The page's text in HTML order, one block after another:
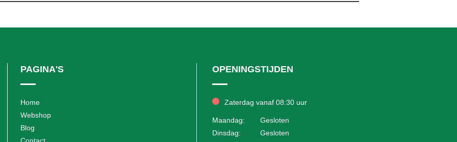
PAGINA'S
Home
Webshop
Blog
OPENINGSTIJDEN
Zaterdag vanaf 08:30 uur
Maandag:
Gesloten
Dinsdag:
Gesloten